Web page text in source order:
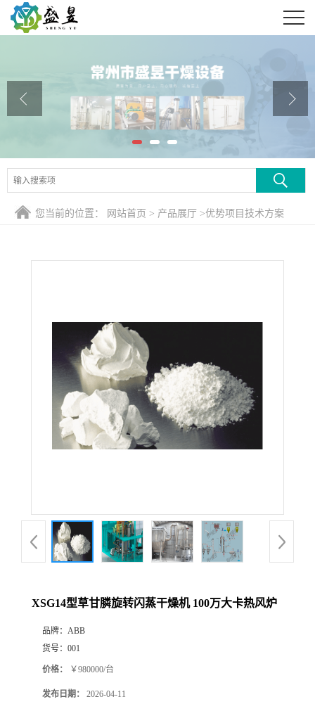
公司介绍
公司动态
证书荣誉
联系方式
您当前的位置： 网站首页 > 产品展厅 >优势项目技术方案
XSG14型草甘膦旋转闪蒸干燥机 100万大卡热风炉
品牌： ABB
货号： 001
价格： ￥980000/台
发布日期： 2026-04-11